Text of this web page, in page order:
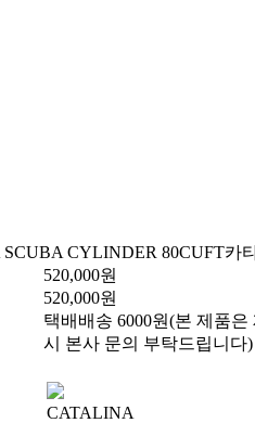
CYLINDER 80CUFT카
520,000원
520,000원
택배배송 6000원(본 제품
시 본사 문의 부탁드립니다)
CATALINA